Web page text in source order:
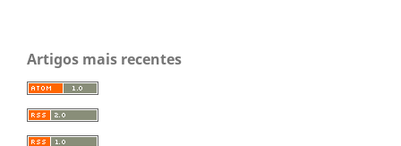
Artigos mais recentes